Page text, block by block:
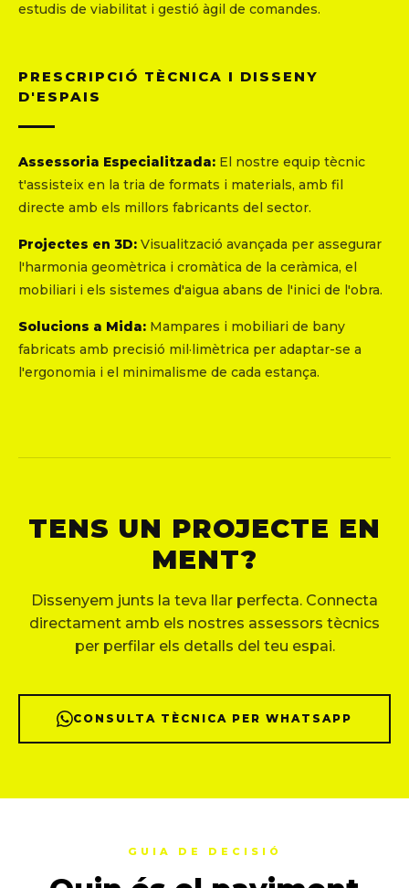
estudis de viabilitat i gestió àgil de comandes.
PRESCRIPCIÓ TÈCNICA I DISSENY
D'ESPAIS
Assessoria Especialitzada: El nostre equip tècnic
t'assisteix en la tria de formats i materials, amb fil
directe amb els millors fabricants del sector.
Projectes en 3D: Visualització avançada per assegurar
l'harmonia geomètrica i cromàtica de la ceràmica, el
mobiliari i els sistemes d'aigua abans de l'inici de l'obra.
Solucions a Mida: Mampares i mobiliari de bany
fabricats amb precisió mil·limètrica per adaptar-se a
l'ergonomia i el minimalisme de cada estança.
TENS UN PROJECTE EN
MENT?
Dissenyem junts la teva llar perfecta. Connecta
directament amb els nostres assessors tècnics
per perfilar els detalls del teu espai.
CONSULTA TÈCNICA PER WHATSAPP
GUIA DE DECISIÓ